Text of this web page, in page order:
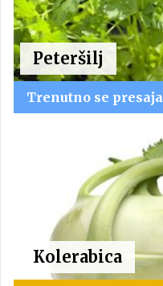
Peteršilj
Trenutno se presaja
Kolerabica